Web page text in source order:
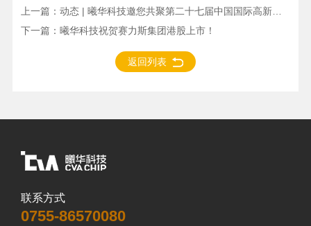
上一篇： 动态 | 曦华科技邀您共聚第二十七届中国国际高新技术成果交易会
下一篇： 曦华科技祝贺赛力斯集团港股上市！
返回列表
联系方式
0755-86570080